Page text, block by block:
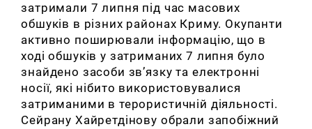
затримали 7 липня під час масових
обшуків в різних районах Криму. Окупанти
активно поширювали інформацію, що в
ході обшуків у затриманих 7 липня було
знайдено засоби зв’язку та електронні
носії, які нібито використовувалися
затриманими в терористичній діяльності.
Сейрану Хайретдінову обрали запобіжний